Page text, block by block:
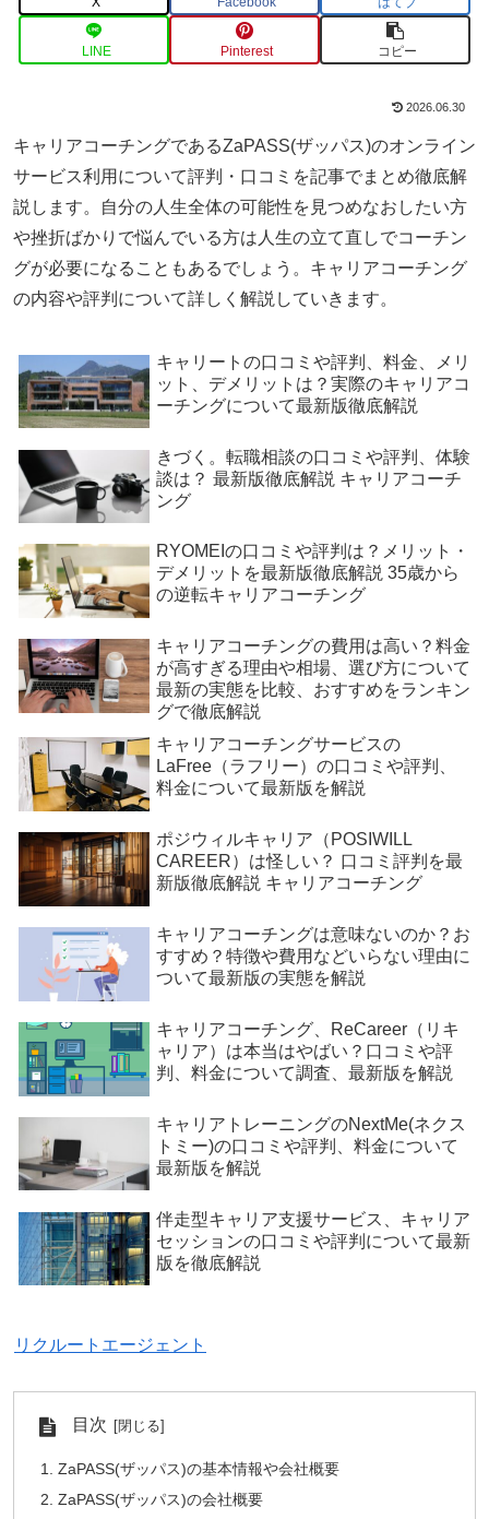
LINE Pinterest コピー
2026.06.30
キャリアコーチングであるZaPASS(ザッパス)のオンライン
サービス利用について評判・口コミを記事でまとめ徹底解
説します。自分の人生全体の可能性を見つめなおしたい方
や挫折ばかりで悩んでいる方は人生の立て直しでコーチン
グが必要になることもあるでしょう。キャリアコーチング
の内容や評判について詳しく解説していきます。
キャリートの口コミや評判、料金、メリ
ット、デメリットは？実際のキャリアコ
ーチングについて最新版徹底解説
きづく。転職相談の口コミや評判、体験
談は？ 最新版徹底解説 キャリアコーチ
ング
RYOMEIの口コミや評判は？メリット・
デメリットを最新版徹底解説 35歳から
の逆転キャリアコーチング
キャリアコーチングの費用は高い？料金
が高すぎる理由や相場、選び方について
最新の実態を比較、おすすめをランキン
グで徹底解説
キャリアコーチングサービスの
LaFree（ラフリー）の口コミや評判、
料金について最新版を解説
ポジウィルキャリア（POSIWILL
CAREER）は怪しい？ 口コミ評判を最
新版徹底解説 キャリアコーチング
キャリアコーチングは意味ないのか？お
すすめ？特徴や費用などいらない理由に
ついて最新版の実態を解説
キャリアコーチング、ReCareer（リキ
ャリア）は本当はやばい？口コミや評
判、料金について調査、最新版を解説
キャリアトレーニングのNextMe(ネクス
トミー)の口コミや評判、料金について
最新版を解説
伴走型キャリア支援サービス、キャリア
セッションの口コミや評判について最新
版を徹底解説
リクルートエージェント
目次
ZaPASS(ザッパス)の基本情報や会社概要
ZaPASS(ザッパス)の会社概要